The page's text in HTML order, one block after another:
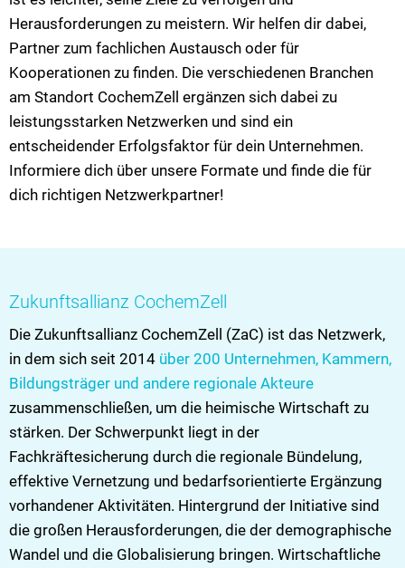
VG Ulmen
VG Zell
CochemZell
Herausforderungen zu meistern. Wir helfen dir dabei,
Partner zum fachlichen Austausch oder für
Kooperationen zu finden. Die verschiedenen Branchen
am Standort CochemZell ergänzen sich dabei zu
leistungsstarken Netzwerken und sind ein
entscheidender Erfolgsfaktor für dein Unternehmen.
Informiere dich über unsere Formate und finde die für
dich richtigen Netzwerkpartner!
Zukunftsallianz CochemZell
Die Zukunftsallianz CochemZell (ZaC) ist das Netzwerk,
in dem sich seit 2014 über 200 Unternehmen, Kammern,
Bildungsträger und andere regionale Akteure
zusammenschließen, um die heimische Wirtschaft zu
stärken. Der Schwerpunkt liegt in der
Fachkräftesicherung durch die regionale Bündelung,
effektive Vernetzung und bedarfsorientierte Ergänzung
vorhandener Aktivitäten. Hintergrund der Initiative sind
die großen Herausforderungen, die der demographische
Wandel und die Globalisierung bringen. Wirtschaftliche